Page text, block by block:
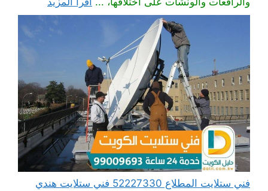
فني ستلايت المطلاع 52227330 فني ستلايت هندي